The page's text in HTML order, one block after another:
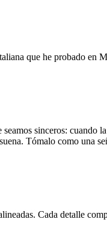
que he probado
sinceros:
Tómalo como una
Cada detalle